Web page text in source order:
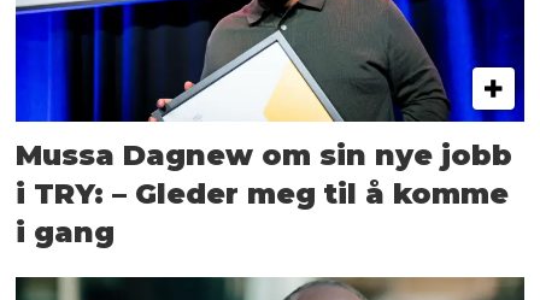
Mussa Dagnew om sin nye jobb
i TRY: – Gleder meg til å komme
i gang